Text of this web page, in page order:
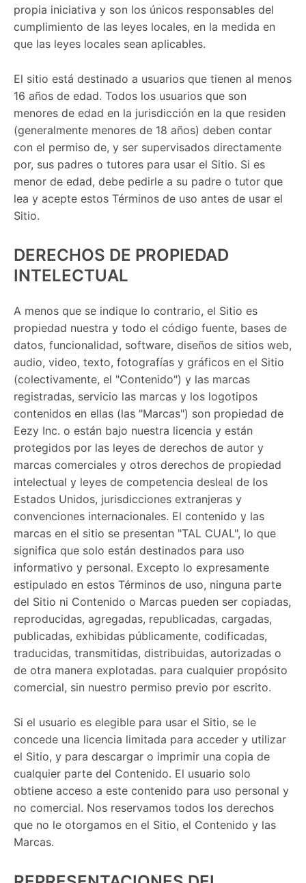
propia iniciativa y son los únicos responsables del
cumplimiento de las leyes locales, en la medida en
que las leyes locales sean aplicables.
El sitio está destinado a usuarios que tienen al menos
16 años de edad. Todos los usuarios que son
menores de edad en la jurisdicción en la que residen
(generalmente menores de 18 años) deben contar
con el permiso de, y ser supervisados ​​directamente
por, sus padres o tutores para usar el Sitio. Si es
menor de edad, debe pedirle a su padre o tutor que
lea y acepte estos Términos de uso antes de usar el
Sitio.
DERECHOS DE PROPIEDAD
INTELECTUAL
A menos que se indique lo contrario, el Sitio es
propiedad nuestra y todo el código fuente, bases de
datos, funcionalidad, software, diseños de sitios web,
audio, video, texto, fotografías y gráficos en el Sitio
(colectivamente, el "Contenido") y las marcas
registradas, servicio las marcas y los logotipos
contenidos en ellas (las "Marcas") son propiedad de
Eezy Inc. o están bajo nuestra licencia y están
protegidos por las leyes de derechos de autor y
marcas comerciales y otros derechos de propiedad
intelectual y leyes de competencia desleal de los
Estados Unidos, jurisdicciones extranjeras y
convenciones internacionales. El contenido y las
marcas en el sitio se presentan "TAL CUAL", lo que
significa que solo están destinados para uso
informativo y personal. Excepto lo expresamente
estipulado en estos Términos de uso, ninguna parte
del Sitio ni Contenido o Marcas pueden ser copiadas,
reproducidas, agregadas, republicadas, cargadas,
publicadas, exhibidas públicamente, codificadas,
traducidas, transmitidas, distribuidas, autorizadas o
de otra manera explotadas. para cualquier propósito
comercial, sin nuestro permiso previo por escrito.
Si el usuario es elegible para usar el Sitio, se le
concede una licencia limitada para acceder y utilizar
el Sitio, y para descargar o imprimir una copia de
cualquier parte del Contenido. El usuario solo
obtiene acceso a este contenido para uso personal y
no comercial. Nos reservamos todos los derechos
que no le otorgamos en el Sitio, el Contenido y las
Marcas.